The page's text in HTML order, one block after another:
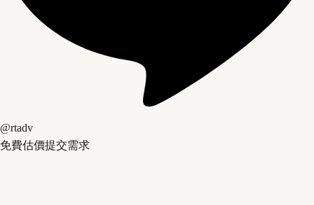
@rtadv
免費估價提交需求